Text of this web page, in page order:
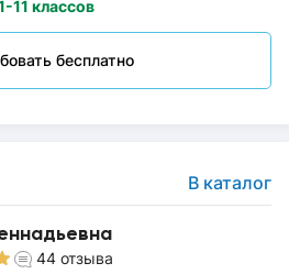
11 классов
бесплатно
В каталог
44 отзыва